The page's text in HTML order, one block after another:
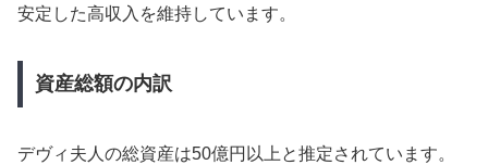
安定した高収入を維持しています。
資産総額の内訳
デヴィ夫人の総資産は50億円以上と推定されています。